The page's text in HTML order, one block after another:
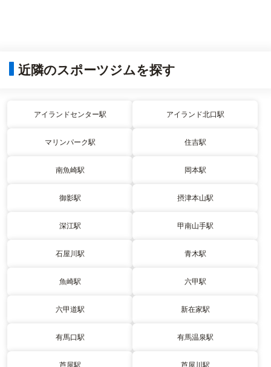
近隣のスポーツジムを探す
アイランドセンター駅 アイランド北口駅
マリンパーク駅 住吉駅
南魚崎駅 岡本駅
御影駅 摂津本山駅
深江駅 甲南山手駅
石屋川駅 青木駅
魚崎駅 六甲駅
六甲道駅 新在家駅
有馬口駅 有馬温泉駅
芦屋駅 芦屋川駅